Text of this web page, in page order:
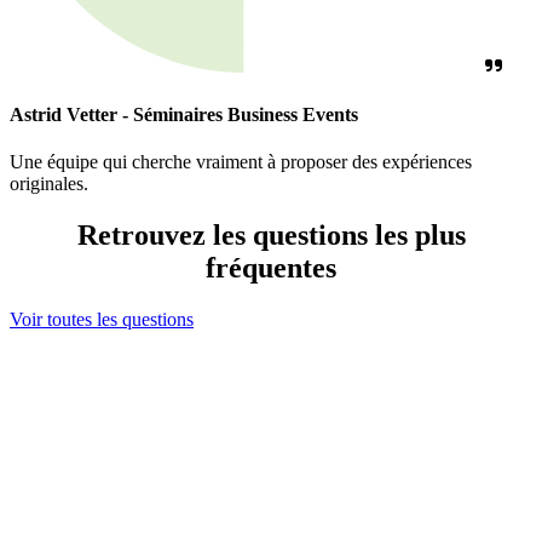
Astrid Vetter - Séminaires Business Events
Une équipe qui cherche vraiment à proposer des expériences
originales.
Retrouvez les questions les plus
fréquentes
Voir toutes les questions